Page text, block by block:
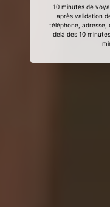
10 minutes de
après validation
téléphone, adresse,
delà des 10